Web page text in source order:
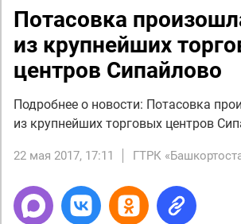
Потасовка
из крупнейших
центров Сипайлово
Подробнее о новости: Потасовка
из крупнейших торговых центров
22 мая 2017, 17:11 ГТРК